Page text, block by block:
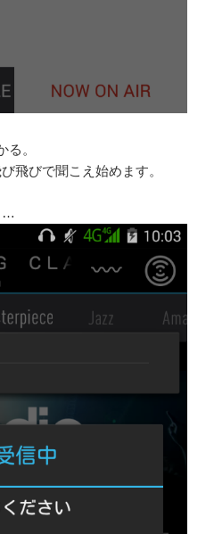
。
飛びで聞こえ始めます。
…